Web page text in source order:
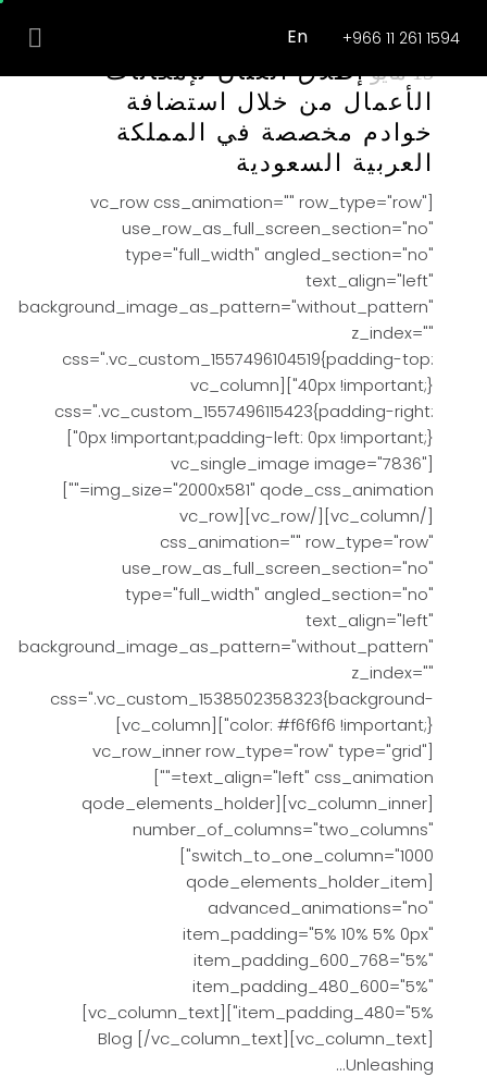
+966 11 261 1594
En غير مصنف
15 مايو
إطلاق العنان لإمكانات
الأعمال من خلال استضافة
خوادم مخصصة في المملكة
العربية السعودية
[vc_row css_animation="" row_type="row"
use_row_as_full_screen_section="no"
type="full_width" angled_section="no"
text_align="left"
background_image_as_pattern="without_pattern"
z_index=""
css=".vc_custom_1557496104519{padding-top:
40px !important;}"][vc_column
css=".vc_custom_1557496115423{padding-right:
0px !important;padding-left: 0px !important;}"]
[vc_single_image image="7836"
img_size="2000x581" qode_css_animation=""]
[/vc_column][/vc_row][vc_row
css_animation="" row_type="row"
use_row_as_full_screen_section="no"
type="full_width" angled_section="no"
text_align="left"
background_image_as_pattern="without_pattern"
z_index=""
css=".vc_custom_1538502358323{background-
color: #f6f6f6 !important;}"][vc_column]
[vc_row_inner row_type="row" type="grid"
text_align="left" css_animation=""]
[vc_column_inner][qode_elements_holder
number_of_columns="two_columns"
switch_to_one_column="1000"]
[qode_elements_holder_item
advanced_animations="no"
item_padding="5% 10% 5% 0px"
item_padding_600_768="5%"
item_padding_480_600="5%"
item_padding_480="5%"][vc_column_text]
Blog [/vc_column_text][vc_column_text]
Unleashing...